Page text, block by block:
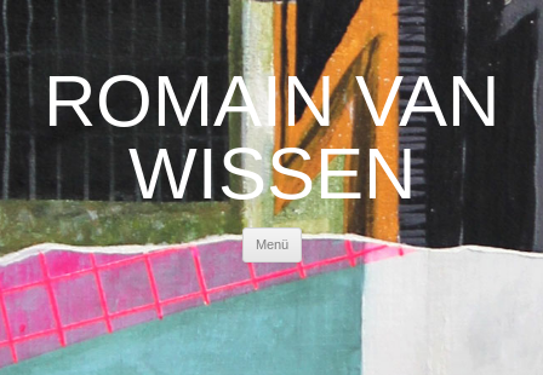
ROMAIN VAN
WISSEN
Menü
Springe
zum
Inhalt